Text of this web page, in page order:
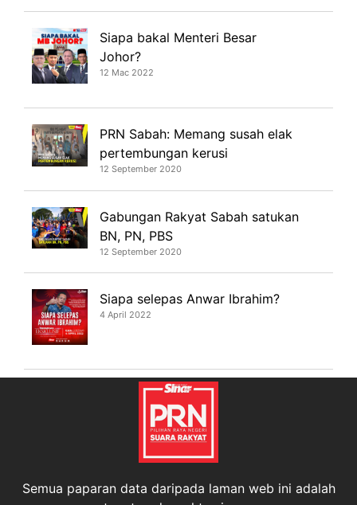
Siapa bakal Menteri Besar
Johor?
12 Mac 2022
PRN Sabah: Memang susah elak
pertembungan kerusi
12 September 2020
Gabungan Rakyat Sabah satukan
BN, PN, PBS
12 September 2020
Siapa selepas Anwar Ibrahim?
4 April 2022
Semua paparan data daripada laman web ini adalah